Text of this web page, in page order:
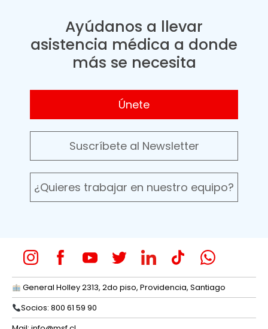
Ayúdanos a llevar
asistencia médica a donde
más se necesita
Únete
Suscríbete al Newsletter
¿Quieres trabajar en nuestro equipo?
General Holley 2313, 2do piso, Providencia, Santiago
Socios: 800 61 59 90